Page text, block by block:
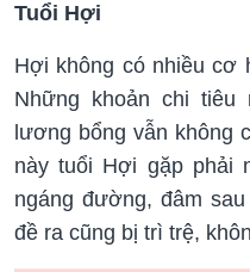
Tuổi Hợi
Hợi không có nhiều cơ
Những khoản chi tiêu
lương bổng vẫn không
này tuổi Hợi gặp phải
ngáng đường, đâm
đề ra cũng bị trì trệ,